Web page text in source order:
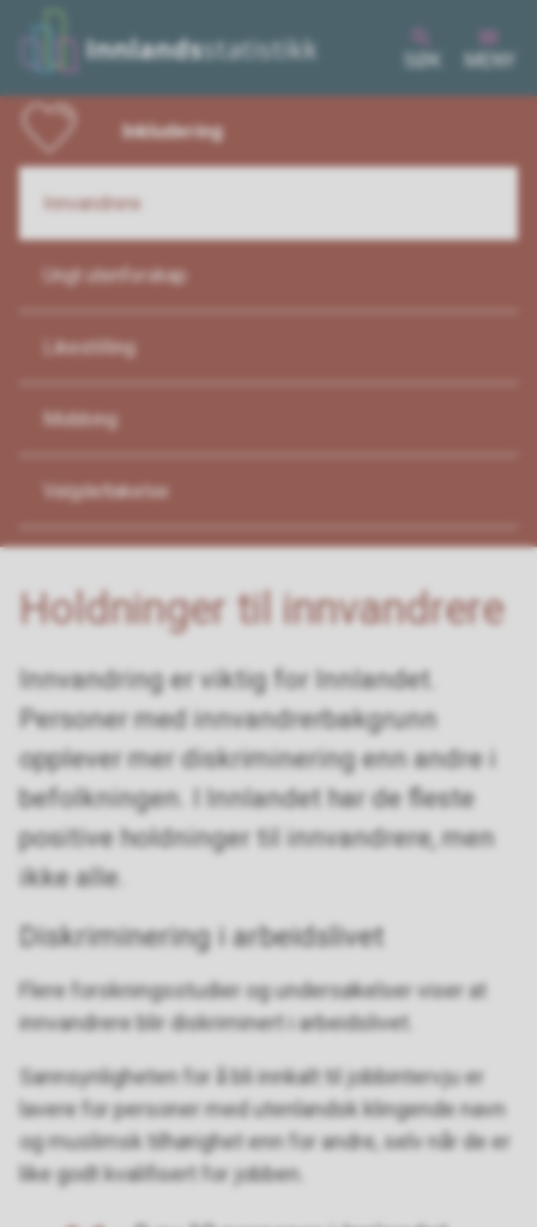
SØK MENY
Inkludering
Innvandrere
Ungt utenforskap
Likestilling
Mobbing
Valgdeltakelse
Holdninger til innvandrere
Innvandring er viktig for Innlandet.
Personer med innvandrerbakgrunn
opplever mer diskriminering enn andre i
befolkningen. I Innlandet har de fleste
positive holdninger til innvandrere, men
ikke alle.
Diskriminering i arbeidslivet
Flere forskningsstudier og undersøkelser viser at
innvandrere blir diskriminert i arbeidslivet.
Sannsynligheten for å bli innkalt til jobbintervju er
lavere for personer med utenlandsk klingende navn
og muslimsk tilhørighet enn for andre, selv når de er
like godt kvalifisert for jobben.